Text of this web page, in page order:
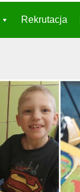
Rekrutacja